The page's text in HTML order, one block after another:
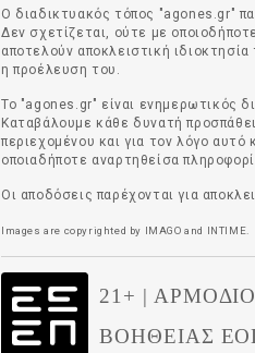
Ο διαδικτυακός τόπος "agones.gr"
Δεν σχετίζεται, ούτε με
αποτελούν αποκλειστική
η προέλευση του.
Το "agones.gr" είναι ενημερωτικός
Καταβάλουμε κάθε δυνατή
περιεχομένου και για τον λόγο
οποιαδήποτε αναρτηθείσα
Οι αποδόσεις παρέχονται για
Images are copyrighted by IMAGO and INTIME
21+ |
ΒΟΗΘΕΙΑΣ